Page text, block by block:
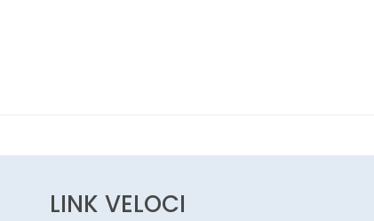
LINK VELOCI